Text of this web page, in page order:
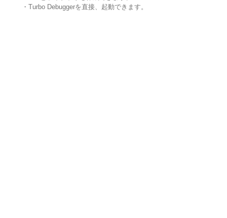
・Turbo Debuggerを直接、起動できます。